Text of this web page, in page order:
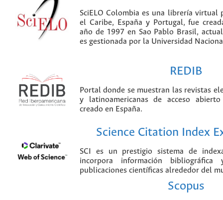
SciELO Colombia es una librería virtual
el Caribe, España y Portugal, fue
año de 1997 en Sao Pablo Brasil,
es gestionada por la Universidad
REDIB
Portal donde se muestran las revistas
y latinoamericanas de acceso
creado en España.
Science Citation Index
SCI es un prestigio sistema de
incorpora información
publicaciones científicas alrededor del
Scopus